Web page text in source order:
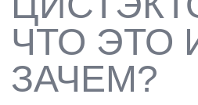
КАК
ПРОВОДИТСЯ
ПРОЦЕДУРА